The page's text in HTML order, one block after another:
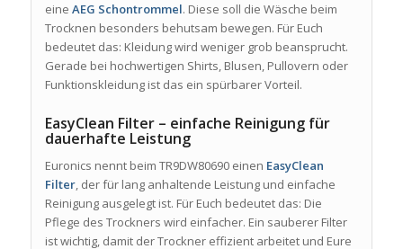
eine AEG Schontrommel. Diese soll die Wäsche beim
Trocknen besonders behutsam bewegen. Für Euch
bedeutet das: Kleidung wird weniger grob beansprucht.
Gerade bei hochwertigen Shirts, Blusen, Pullovern oder
Funktionskleidung ist das ein spürbarer Vorteil.
EasyClean Filter – einfache Reinigung für
dauerhafte Leistung
Euronics nennt beim TR9DW80690 einen EasyClean
Filter, der für lang anhaltende Leistung und einfache
Reinigung ausgelegt ist. Für Euch bedeutet das: Die
Pflege des Trockners wird einfacher. Ein sauberer Filter
ist wichtig, damit der Trockner effizient arbeitet und Eure